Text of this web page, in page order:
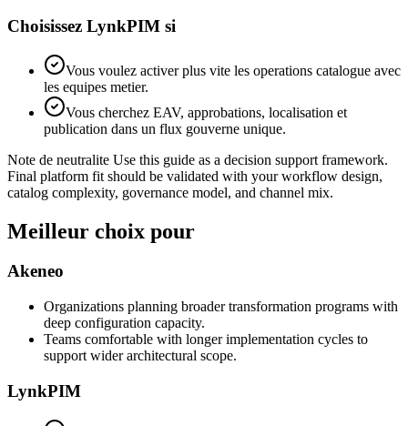
Choisissez LynkPIM si
Vous voulez activer plus vite les operations catalogue avec
les equipes metier.
Vous cherchez EAV, approbations, localisation et
publication dans un flux gouverne unique.
Note de neutralite Use this guide as a decision support framework.
Final platform fit should be validated with your workflow design,
catalog complexity, governance model, and channel mix.
Meilleur choix pour
Akeneo
Organizations planning broader transformation programs with
deep configuration capacity.
Teams comfortable with longer implementation cycles to
support wider architectural scope.
LynkPIM